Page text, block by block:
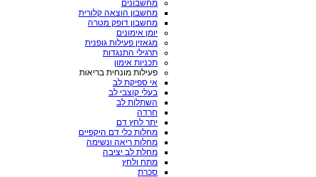
מחשבונים
מחשבון הוצאה קלורית
מחשבון דופק מטרה
יומן אימונים
מגאזין פעילות גופנית
תרגילי התנגדות
תכניות אימון
פעילות מונחית בריאות
אי ספיקת לב
בעלי קוצבי לב
השתלות לב
חרדה
יתר לחץ דם
מחלות כלי דם היקפיים
מחלות ריאה ונשימה
מחלת לב יציבה
מתח ולחץ
סכרת